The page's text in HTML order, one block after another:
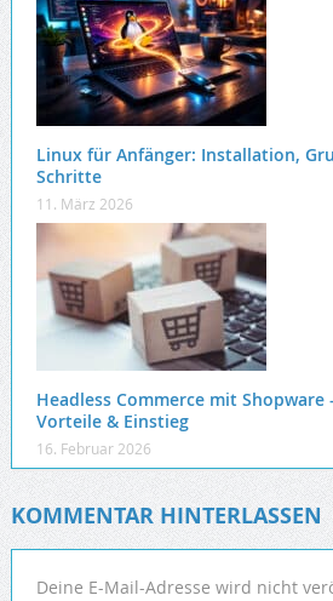
Linux für Anfänger: Installation,
Schritte
11. März 2026
Headless Commerce mit Shopware
Vorteile & Einstieg
16. Februar 2026
KOMMENTAR HINTERLASSEN
Deine E-Mail-Adresse wird nicht